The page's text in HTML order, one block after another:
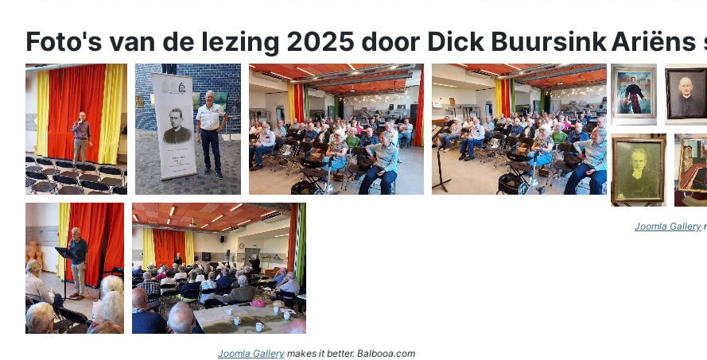
Foto's van de lezing 2025 door Dick Buursink
Joomla Gallerymakes it better. Balbooa.com
Ariëns
Joomla Gallery